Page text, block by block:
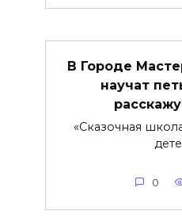
В Городе
научат
«Сказочная
0